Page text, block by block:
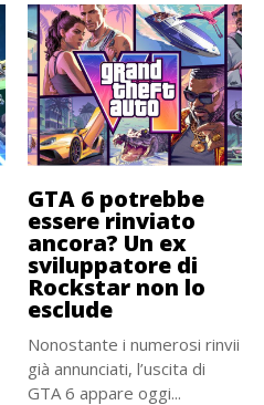
GTA 6 potrebbe
essere rinviato
ancora? Un ex
sviluppatore di
Rockstar non lo
esclude
Nonostante i numerosi rinvii
già annunciati, l’uscita di
GTA 6 appare oggi...